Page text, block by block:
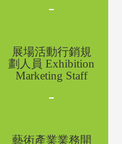
展場活動行銷規
劃人員 Exhibition
Marketing Staff
藝術產業業務開